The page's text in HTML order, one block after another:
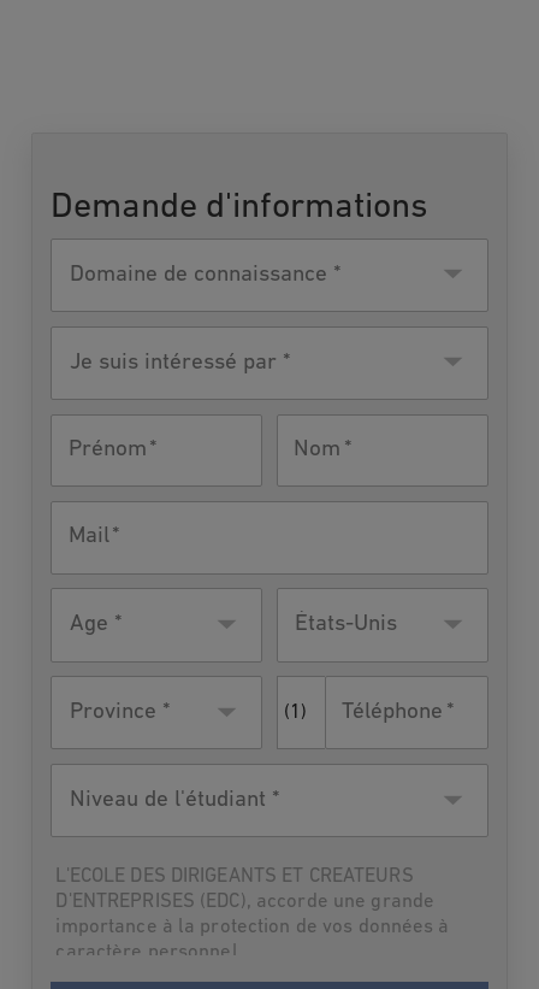
Demande d'informations
connaissance
intéressé
par
Prénom
Nom
Mail
résidence
États-Unis
Province * (1) Téléphone
de
L'ECOLE DES DIRIGEANTS ET CREATEURS
D'ENTREPRISES (EDC), accorde une grande
importance à la protection de vos données à
caractère personnel.
Par suite,L'ECOLE DES DIRIGEANTS ET